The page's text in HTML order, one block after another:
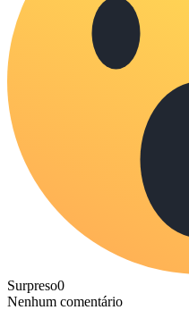
Surpreso0
Nenhum comentário